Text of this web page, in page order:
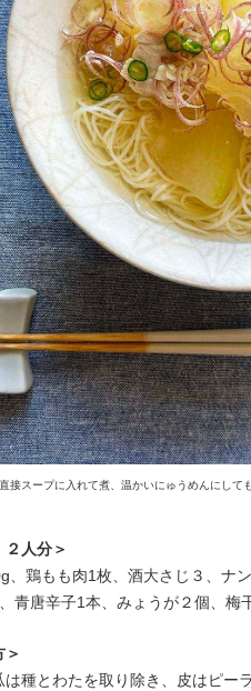
接スープに入れて煮、温かいにゅうめんにして
人分＞
、鶏もも肉1枚、酒大さじ３、ナ
青唐辛子1本、みょうが２個、梅
＞
種とわたを取り除き、皮はピー